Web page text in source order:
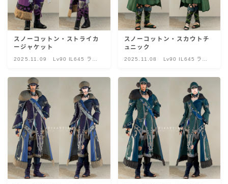
ネイル
ノースリーブ
半袖
五分袖
七分袖
八分袖
スノーコットン・ストライカ
ージャケット
2025.11.09
Lv90 IL645 ラァ
スノーコットン
スノーコットン・スカウトチ
ュニック
2025.11.08
Lv90 IL645 ラァ
スノーコットン